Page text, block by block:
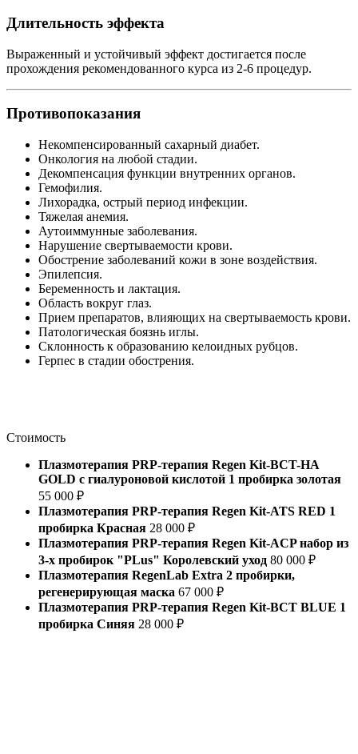
Длительность эффекта
Выраженный и устойчивый эффект достигается после
прохождения рекомендованного курса из 2-6 процедур.
Противопоказания
Некомпенсированный сахарный диабет.
Онкология на любой стадии.
Декомпенсация функции внутренних органов.
Гемофилия.
Лихорадка, острый период инфекции.
Тяжелая анемия.
Аутоиммунные заболевания.
Нарушение свертываемости крови.
Обострение заболеваний кожи в зоне воздействия.
Эпилепсия.
Беременность и лактация.
Область вокруг глаз.
Прием препаратов, влияющих на свертываемость крови.
Патологическая боязнь иглы.
Склонность к образованию келоидных рубцов.
Герпес в стадии обострения.
Стоимость
Плазмотерапия PRP-терапия Regen Kit-BCT-HA
GOLD с гиалуроновой кислотой 1 пробирка золотая
55 000 ₽
Плазмотерапия PRP-терапия Regen Kit-ATS RED 1
пробирка Красная 28 000 ₽
Плазмотерапия PRP-терапия Regen Kit-ACP набор из
3-х пробирок "PLus" Королевский уход 80 000 ₽
Плазмотерапия RegenLab Extra 2 пробирки,
регенерирующая маска 67 000 ₽
Плазмотерапия PRP-терапия Regen Kit-BCT BLUE 1
пробирка Синяя 28 000 ₽